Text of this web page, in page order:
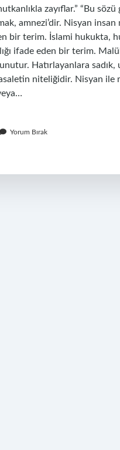
zayıflar.” “Bu
amnezi’dir. Nisyan
bir terim. İslami hukukta,
ifade eden bir terim.
Hatırlayanlara
niteliğidir. Nisyan ile
Yorum Bırak